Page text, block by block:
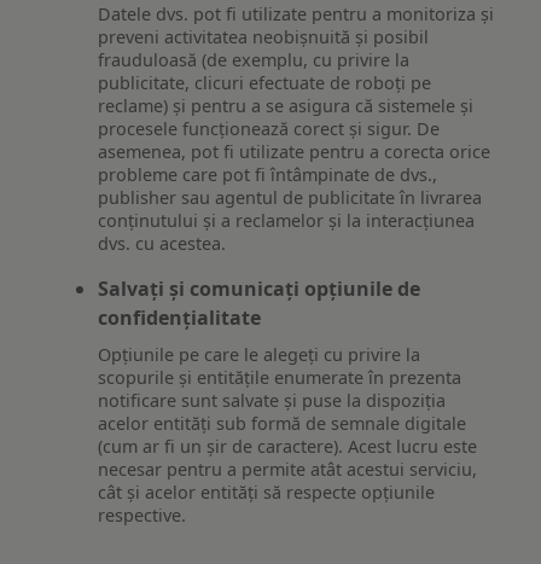
Datele dvs. pot fi utilizate pentru a monitoriza și
preveni activitatea neobișnuită și posibil
frauduloasă (de exemplu, cu privire la
publicitate, clicuri efectuate de roboți pe
reclame) și pentru a se asigura că sistemele și
procesele funcționează corect și sigur. De
asemenea, pot fi utilizate pentru a corecta orice
probleme care pot fi întâmpinate de dvs.,
publisher sau agentul de publicitate în livrarea
conținutului și a reclamelor și la interacțiunea
dvs. cu acestea.
Salvați și comunicați opțiunile de
confidențialitate
Opțiunile pe care le alegeți cu privire la
scopurile și entitățile enumerate în prezenta
notificare sunt salvate și puse la dispoziția
acelor entități sub formă de semnale digitale
(cum ar fi un șir de caractere). Acest lucru este
necesar pentru a permite atât acestui serviciu,
cât și acelor entități să respecte opțiunile
respective.